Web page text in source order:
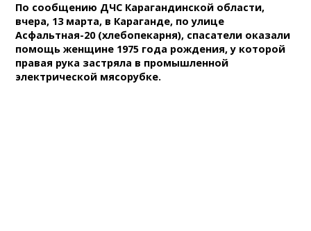
По сообщению ДЧС Карагандинской области,
вчера, 13 марта, в Караганде, по улице
Асфальтная-20 (хлебопекарня), спасатели оказали
помощь женщине 1975 года рождения, у которой
правая рука застряла в промышленной
электрической мясорубке.